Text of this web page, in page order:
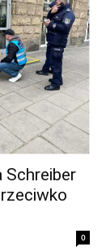
Schreiber
0